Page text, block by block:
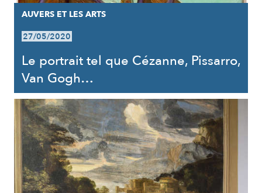
AUVERS ET LES ARTS
27/05/2020
Le portrait tel que Cézanne, Pissarro,
Van Gogh…